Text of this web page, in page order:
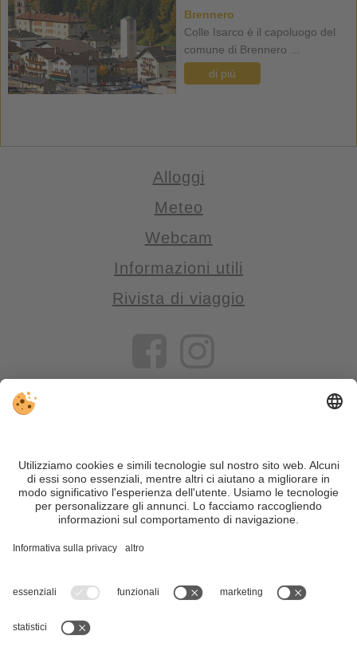
Brennero
Colle Isarco è il capoluogo del
comune di Brennero ...
di più
Alloggi
Meteo
Webcam
Informazioni utili
Rivista di viaggio
VIVOSüdtirol è il portale di viaggio per chi desidera vivere il
Trentino Alto Adige davvero – con consigli autentici, alloggi e
offerte su misura.
Nonostante il lavoro accurato e il costante aggiornamento dei
motivi di sicurezza, si prega di verificare chiedendo